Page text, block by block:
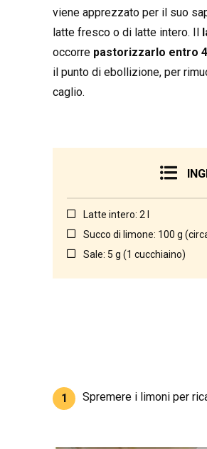
viene apprezzato per il suo
latte fresco o di latte intero. Il
occorre pastorizzarlo entro
il punto di ebollizione, per
caglio.
Latte intero: 2 l
Succo di limone: 100 g
Sale: 5 g (1 cucchiaino)
1 Spremere i limoni per